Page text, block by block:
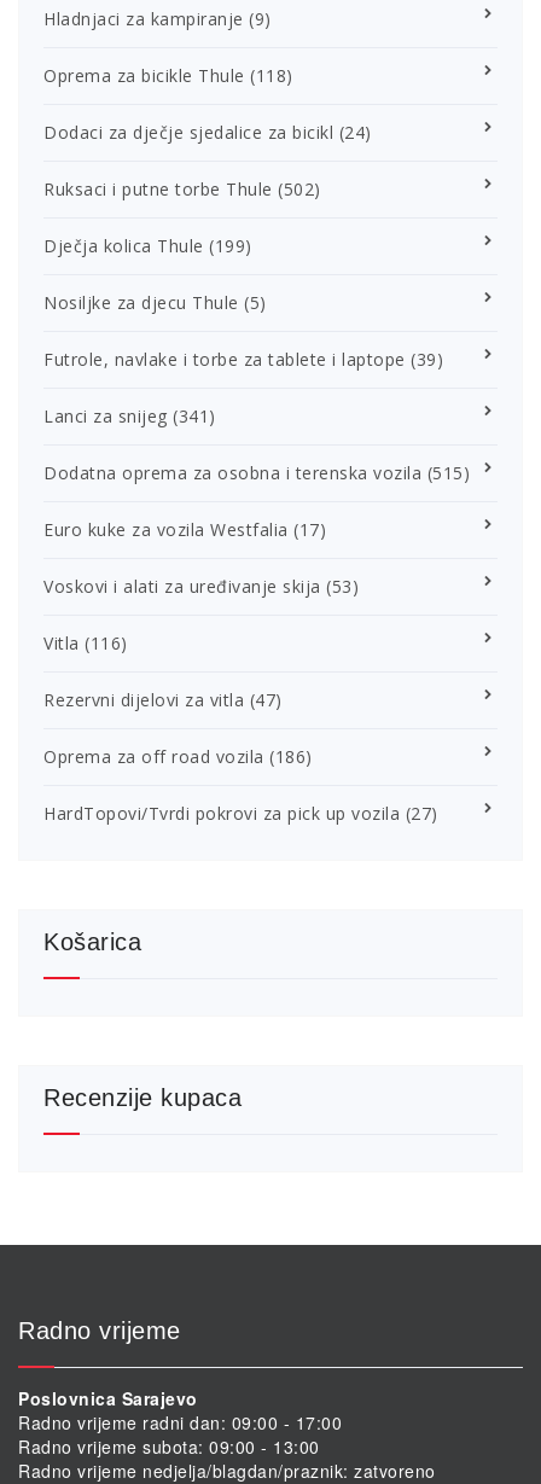
Hladnjaci za kampiranje (9)
Oprema za bicikle Thule (118)
Dodaci za dječje sjedalice za bicikl (24)
Ruksaci i putne torbe Thule (502)
Dječja kolica Thule (199)
Nosiljke za djecu Thule (5)
Futrole, navlake i torbe za tablete i laptope (39)
Lanci za snijeg (341)
Dodatna oprema za osobna i terenska vozila (515)
Euro kuke za vozila Westfalia (17)
Voskovi i alati za uređivanje skija (53)
Vitla (116)
Rezervni dijelovi za vitla (47)
Oprema za off road vozila (186)
HardTopovi/Tvrdi pokrovi za pick up vozila (27)
Košarica
Recenzije kupaca
Radno vrijeme
Poslovnica Sarajevo
Radno vrijeme radni dan: 09:00 - 17:00
Radno vrijeme subota: 09:00 - 13:00
Radno vrijeme nedjelja/blagdan/praznik: zatvoreno